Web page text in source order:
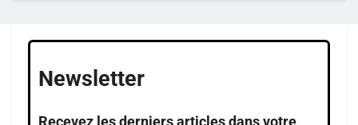
Newsletter
Recevez les derniers articles dans votre